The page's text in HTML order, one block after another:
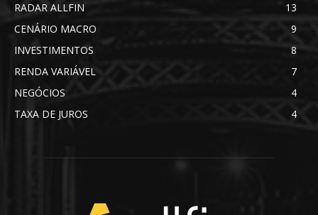
RADAR ALLFIN
13
CENÁRIO MACRO
9
INVESTIMENTOS
8
RENDA VARIÁVEL
7
NEGÓCIOS
4
TAXA DE JUROS
4